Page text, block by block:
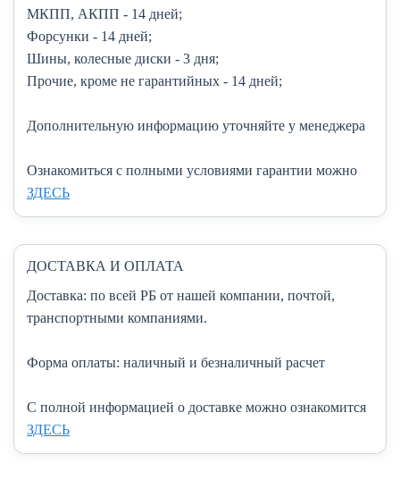
МКПП, АКПП - 14 дней;
Форсунки - 14 дней;
Шины, колесные диски - 3 дня;
Прочие, кроме не гарантийных - 14 дней;
Дополнительную информацию уточняйте у менеджера
Ознакомиться с полными условиями гарантии можно
ЗДЕСЬ
ДОСТАВКА И ОПЛАТА
Доставка: по всей РБ от нашей компании, почтой,
транспортными компаниями.
Форма оплаты: наличный и безналичный расчет
C полной информацией о доставке можно ознакомится
ЗДЕСЬ